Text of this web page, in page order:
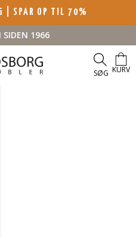
| SPAR OP TIL 70%
SIDEN 1966
SØG KURV